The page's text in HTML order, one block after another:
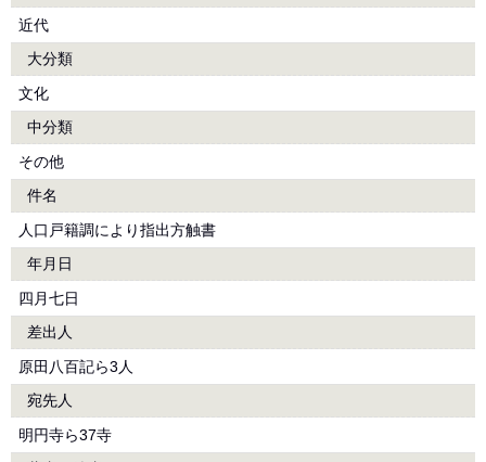
近代
大分類
文化
中分類
その他
件名
人口戸籍調により指出方触書
年月日
四月七日
差出人
原田八百記ら3人
宛先人
明円寺ら37寺